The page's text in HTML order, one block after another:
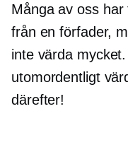
Många av oss
från en förfader,
inte värda
utomordentligt
därefter!